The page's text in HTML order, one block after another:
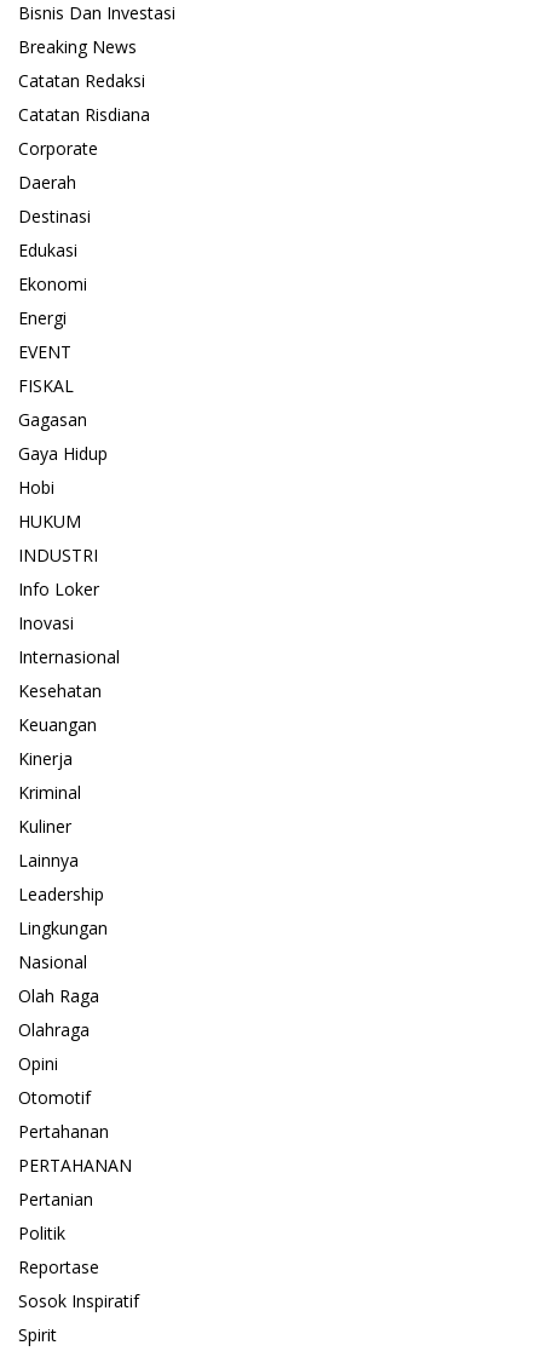
Bisnis Dan Investasi
Breaking News
Catatan Redaksi
Catatan Risdiana
Corporate
Daerah
Destinasi
Edukasi
Ekonomi
Energi
EVENT
FISKAL
Gagasan
Gaya Hidup
Hobi
HUKUM
INDUSTRI
Info Loker
Inovasi
Internasional
Kesehatan
Keuangan
Kinerja
Kriminal
Kuliner
Lainnya
Leadership
Lingkungan
Nasional
Olah Raga
Olahraga
Opini
Otomotif
Pertahanan
PERTAHANAN
Pertanian
Politik
Reportase
Sosok Inspiratif
Spirit